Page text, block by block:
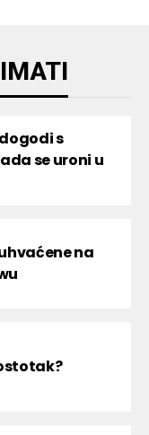
s
se uroni u
na